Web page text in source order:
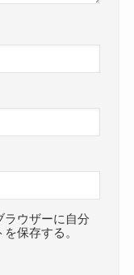
ラウザーに自分
保存する。